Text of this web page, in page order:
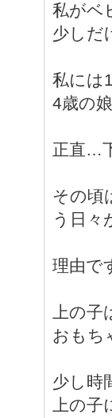
私がベ
少しだ
私には
4歳の
正直…
その頃
う日々
理由で
上の
おもち
少し時
上の